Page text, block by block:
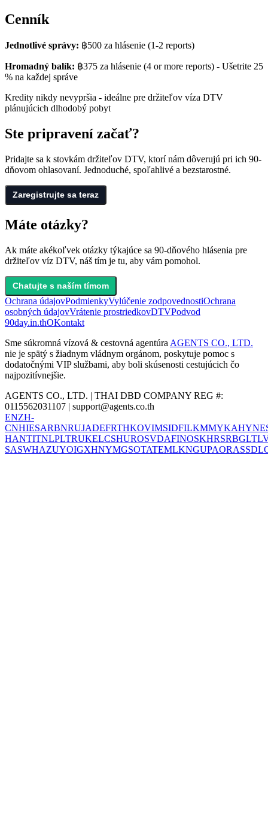
Cenník
Jednotlivé správy: ฿500 za hlásenie (1-2 reports)
Hromadný balík: ฿375 za hlásenie (4 or more reports) - Ušetrite 25
% na každej správe
Kredity nikdy nevypršia - ideálne pre držiteľov víza DTV
plánujúcich dlhodobý pobyt
Ste pripravení začať?
Pridajte sa k stovkám držiteľov DTV, ktorí nám dôverujú pri ich 90-
dňovom ohlasovaní. Jednoduché, spoľahlivé a bezstarostné.
Zaregistrujte sa teraz
Máte otázky?
Ak máte akékoľvek otázky týkajúce sa 90‑dňového hlásenia pre
držiteľov víz DTV, náš tím je tu, aby vám pomohol.
Chatujte s naším tímom
Ochrana údajovPodmienkyVylúčenie zodpovednostiOchrana
osobných údajovVrátenie prostriedkovDTVPodvod
90day.in.thOKontakt
Sme súkromná vízová & cestovná agentúra AGENTS CO., LTD.
nie je spätý s žiadnym vládnym orgánom, poskytuje pomoc s
dodatočnými VIP službami, aby boli skúsenosti cestujúcich čo
najpozitívnejšie.
AGENTS CO., LTD. | THAI DBD COMPANY REG #:
0115562031107 | support@agents.co.th
ENZH-
CNHIESARBNRUJADEFRTHKOVIMSIDFILKMMYKAHYNE
HANTITNLPLTRUKELCSHUROSVDAFINOSKHRSRBGLT
SASWHAZUYOIGXHNYMGSOTATEMLKNGUPAORASSD